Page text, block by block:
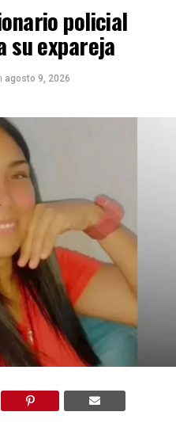
policial
su expareja
agosto 9, 2026